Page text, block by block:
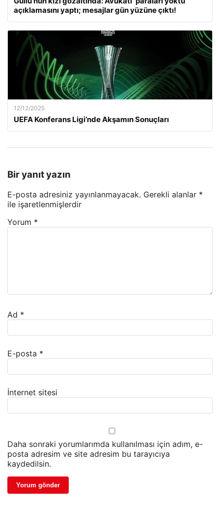
açıklamasını yaptı; mesajlar gün yüzüne çıktı!
12/12/2025
UEFA Konferans Ligi’nde Akşamın Sonuçları
Bir yanıt yazın
E-posta adresiniz yayınlanmayacak. Gerekli alanlar *
ile işaretlenmişlerdir
Yorum *
Ad *
E-posta *
İnternet sitesi
Daha sonraki yorumlarımda kullanılması için adım, e-
posta adresim ve site adresim bu tarayıcıya
kaydedilsin.